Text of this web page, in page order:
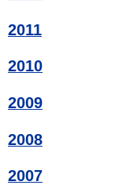
2011
2010
2009
2008
2007